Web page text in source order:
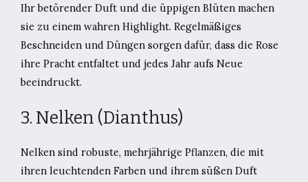
Ihr betörender Duft und die üppigen Blüten machen
sie zu einem wahren Highlight. Regelmäßiges
Beschneiden und Düngen sorgen dafür, dass die Rose
ihre Pracht entfaltet und jedes Jahr aufs Neue
beeindruckt.
3. Nelken (Dianthus)
Nelken sind robuste, mehrjährige Pflanzen, die mit
ihren leuchtenden Farben und ihrem süßen Duft